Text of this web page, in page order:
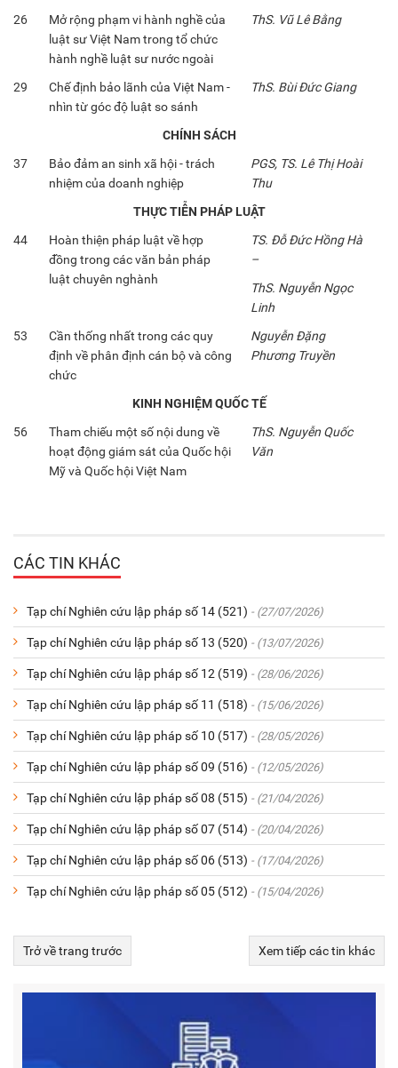
26
Mở rộng phạm vi hành nghề của
luật sư Việt Nam trong tổ chức
hành nghề luật sư nước ngoài
ThS. Vũ Lê Bằng
29
Chế định bảo lãnh của Việt Nam -
nhìn từ góc độ luật so sánh
ThS. Bùi Đức Giang
CHÍNH SÁCH
37
Bảo đảm an sinh xã hội - trách
nhiệm của doanh nghiệp
PGS, TS. Lê Thị Hoài
Thu
THỰC TIỄN PHÁP LUẬT
44
Hoàn thiện pháp luật về hợp
đồng trong các văn bản pháp
luật chuyên nghành
TS. Đỗ Đức Hồng Hà
–
ThS. Nguyễn Ngọc
Linh
53
Cần thống nhất trong các quy
định về phân định cán bộ và công
chức
Nguyễn Đặng
Phương Truyền
KINH NGHIỆM QUỐC TẾ
56
Tham chiếu một số nội dung về
hoạt động giám sát của Quốc hội
Mỹ và Quốc hội Việt Nam
ThS. Nguyễn Quốc
Văn
CÁC TIN KHÁC
Tạp chí Nghiên cứu lập pháp số 14 (521) - (27/07/2026)
Tạp chí Nghiên cứu lập pháp số 13 (520) - (13/07/2026)
Tạp chí Nghiên cứu lập pháp số 12 (519) - (28/06/2026)
Tạp chí Nghiên cứu lập pháp số 11 (518) - (15/06/2026)
Tạp chí Nghiên cứu lập pháp số 10 (517) - (28/05/2026)
Tạp chí Nghiên cứu lập pháp số 09 (516) - (12/05/2026)
Tạp chí Nghiên cứu lập pháp số 08 (515) - (21/04/2026)
Tạp chí Nghiên cứu lập pháp số 07 (514) - (20/04/2026)
Tạp chí Nghiên cứu lập pháp số 06 (513) - (17/04/2026)
Tạp chí Nghiên cứu lập pháp số 05 (512) - (15/04/2026)
Trở về trang trước Xem tiếp các tin khác